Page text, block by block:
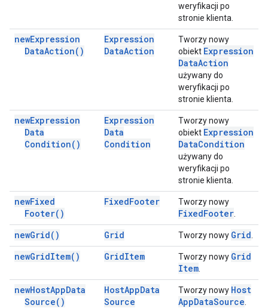
weryfikacji po
stronie klienta.
newExpression
DataAction( )
Expression
DataAction
Tworzy nowy
obiekt Expression
DataAction
używany do
weryfikacji po
stronie klienta.
newExpression
Data
Condition( )
Expression
Data
Condition
Tworzy nowy
obiekt Expression
DataCondition
używany do
weryfikacji po
stronie klienta.
newFixed
Footer( )
FixedFooter Tworzy nowy
FixedFooter
newGrid( ) Grid Tworzy nowy Grid
newGridItem( ) GridItem Tworzy nowy Grid
Item
newHostAppData
Source( )
HostAppData
Source
Tworzy nowy Host
AppDataSource